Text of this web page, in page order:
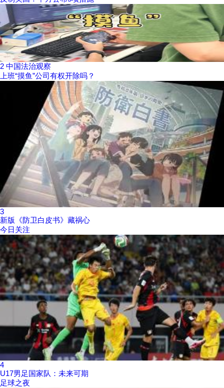
2 中国法治观察
上班“摸鱼”公司有权开除吗？
3
新版《防卫白皮书》藏祸心
今日关注
4
U17男足国家队：未来可期
足球之夜